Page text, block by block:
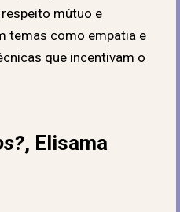
mútuo e
temas como empatia e
que incentivam o
, Elisama